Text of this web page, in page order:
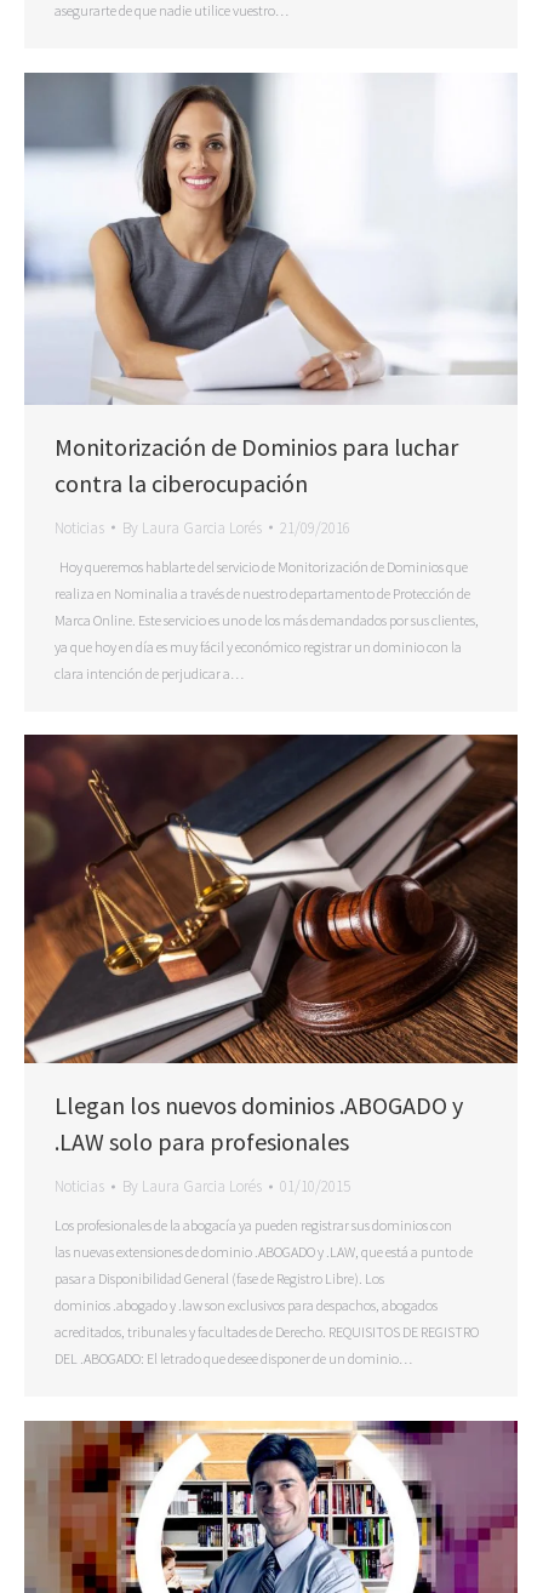
asegurarte de que nadie utilice vuestro…
Monitorización de Dominios para luchar
contra la ciberocupación
Noticias By Laura Garcia Lorés 21/09/2016
Hoy queremos hablarte del servicio de Monitorización de Dominios que
realiza en Nominalia a través de nuestro departamento de Protección de
Marca Online. Este servicio es uno de los más demandados por sus clientes,
ya que hoy en día es muy fácil y económico registrar un dominio con la
clara intención de perjudicar a…
Llegan los nuevos dominios .ABOGADO y
.LAW solo para profesionales
Noticias By Laura Garcia Lorés 01/10/2015
Los profesionales de la abogacía ya pueden registrar sus dominios con
las nuevas extensiones de dominio .ABOGADO y .LAW, que está a punto de
pasar a Disponibilidad General (fase de Registro Libre). Los
dominios .abogado y .law son exclusivos para despachos, abogados
acreditados, tribunales y facultades de Derecho. REQUISITOS DE REGISTRO
DEL .ABOGADO: El letrado que desee disponer de un dominio…